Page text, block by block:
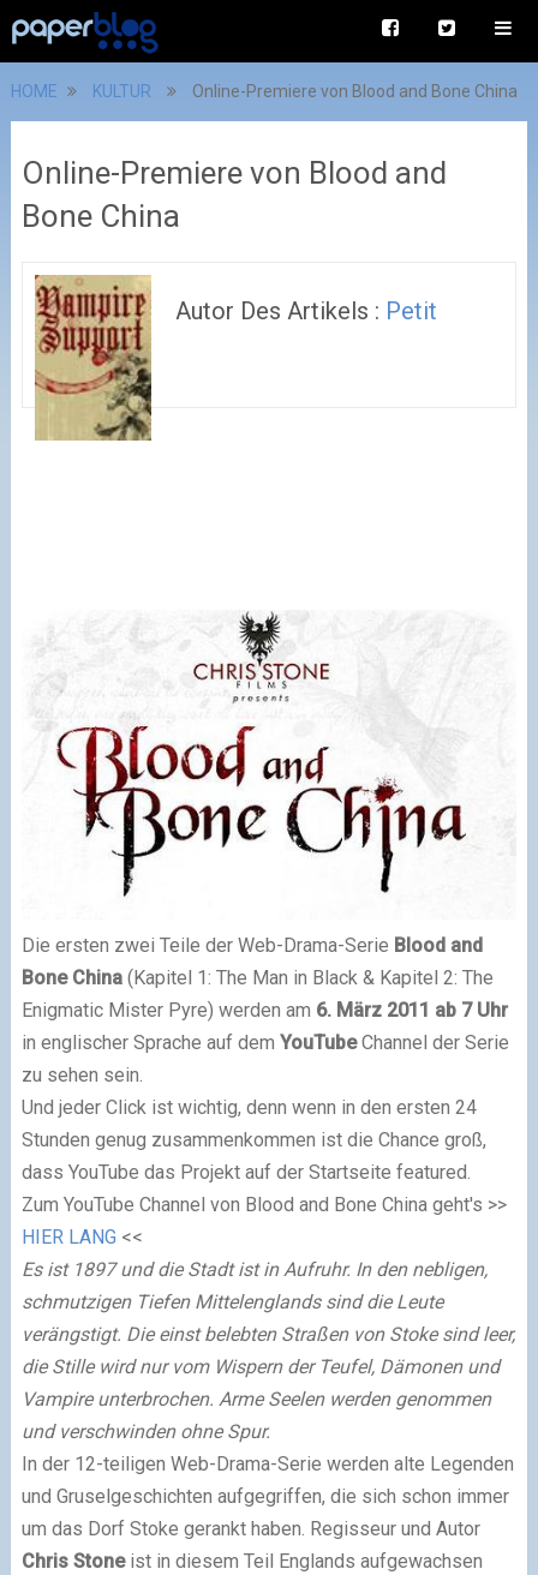
HOME KULTUR Online-Premiere von Blood and Bone China
Online-Premiere von Blood and
Bone China
Autor Des Artikels : Petit
Die ersten zwei Teile der Web-Drama-Serie Blood and
Bone China (Kapitel 1: The Man in Black & Kapitel 2: The
Enigmatic Mister Pyre) werden am 6. März 2011 ab 7 Uhr
in englischer Sprache auf dem YouTubeChannel der Serie
zu sehen sein.
Und jeder Click ist wichtig, denn wenn in den ersten 24
Stunden genug zusammenkommen ist die Chance groß,
dass YouTube das Projekt auf der Startseite featured.
Zum YouTube Channel von Blood and Bone China geht's >>
HIER LANG <<
Es ist 1897 und die Stadt ist in Aufruhr. In den nebligen,
schmutzigen Tiefen Mittelenglands sind die Leute
verängstigt. Die einst belebten Straßen von Stoke sind leer,
die Stille wird nur vom Wispern der Teufel, Dämonen und
Vampire unterbrochen. Arme Seelen werden genommen
und verschwinden ohne Spur.
In der 12-teiligen Web-Drama-Serie werden alte Legenden
und Gruselgeschichten aufgegriffen, die sich schon immer
um das Dorf Stoke gerankt haben. Regisseur und Autor
Chris Stoneist in diesem Teil Englands aufgewachsen